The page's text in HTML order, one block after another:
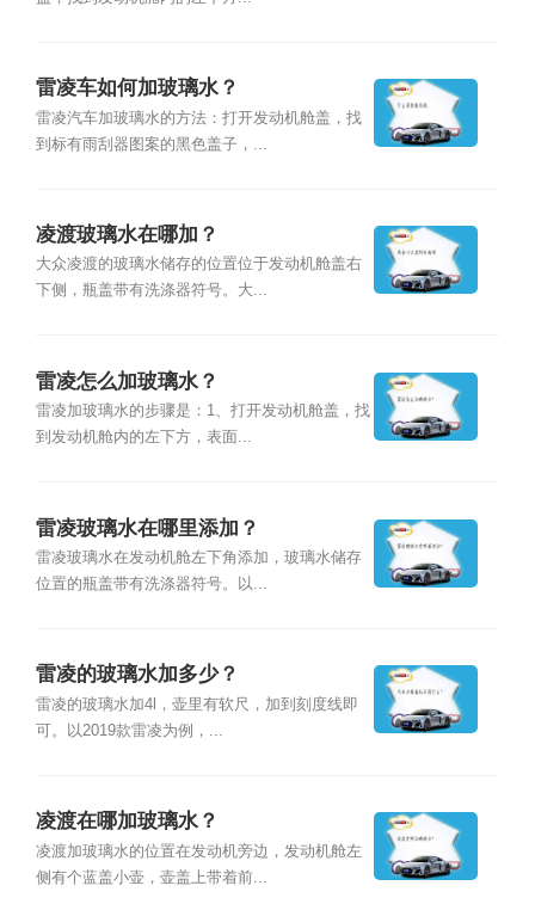
雷凌车如何加玻璃水？
雷凌汽车加玻璃水的方法：打开发动机舱盖，找
到标有雨刮器图案的黑色盖子，...
凌渡玻璃水在哪加？
大众凌渡的玻璃水储存的位置位于发动机舱盖右
下侧，瓶盖带有洗涤器符号。大...
雷凌怎么加玻璃水？
雷凌加玻璃水的步骤是：1、打开发动机舱盖，找
到发动机舱内的左下方，表面...
雷凌玻璃水在哪里添加？
雷凌玻璃水在发动机舱左下角添加，玻璃水储存
位置的瓶盖带有洗涤器符号。以...
雷凌的玻璃水加多少？
雷凌的玻璃水加4l，壶里有软尺，加到刻度线即
可。以2019款雷凌为例，...
凌渡在哪加玻璃水？
凌渡加玻璃水的位置在发动机旁边，发动机舱左
侧有个蓝盖小壶，壶盖上带着前...